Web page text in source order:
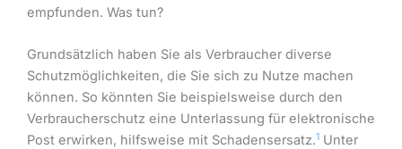
empfunden. Was tun?
Grundsätzlich haben Sie als Verbraucher diverse
Schutzmöglichkeiten, die Sie sich zu Nutze machen
können. So könnten Sie beispielsweise durch den
Verbraucherschutz eine Unterlassung für elektronische
Post erwirken, hilfsweise mit Schadensersatz.1 Unter